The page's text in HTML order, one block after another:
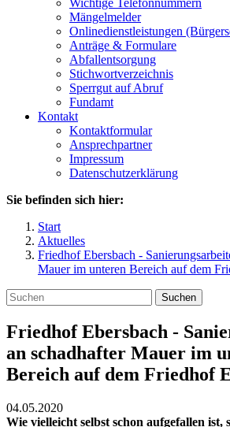
Wichtige Telefonnummern
Mängelmelder
Onlinedienstleistungen
Anträge & Formulare
Abfallentsorgung
Stichwortverzeichnis
Sperrgut auf Abruf
Fundamt
Kontakt
Kontaktformular
Ansprechpartner
Impressum
Datenschutzerklärung
Sie befinden sich hier:
Start
Aktuelles
Friedhof Ebersbach -
Mauer im unteren Bereich auf dem
Suchen
Friedhof Ebersbach -
an schadhafter Mauer im
Bereich auf dem Friedhof
04.05.2020
Wie vielleicht selbst schon aufgefallen